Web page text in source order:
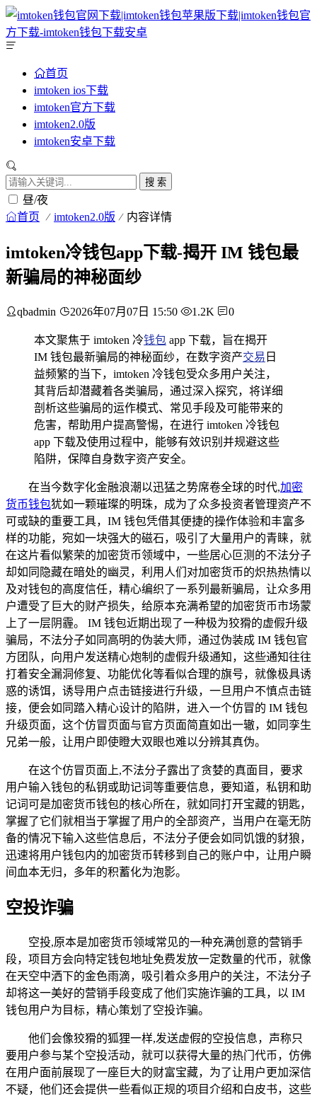
首页
imtoken ios下载
imtoken官方下载
imtoken2.0版
imtoken安卓下载
搜 索
昼/夜
首页 imtoken2.0版 内容详情
imtoken冷钱包app下载-揭开 IM 钱包最
新骗局的神秘面纱
qbadmin 2026年07月07日 15:50 1.2K 0
本文聚焦于 imtoken 冷钱包 app 下载，旨在揭开
IM 钱包最新骗局的神秘面纱，在数字资产交易 日
益频繁的当下，imtoken 冷钱包受众多用户关注，
其背后却潜藏着各类骗局，通过深入探究，将详细
剖析这些骗局的运作模式、常见手段及可能带来的
危害，帮助用户提高警惕，在进行 imtoken 冷钱包
app 下载及使用过程中，能够有效识别并规避这些
陷阱，保障自身数字资产安全。
在当今数字化金融浪潮以迅猛之势席卷全球的时代,加密
货币钱包犹如一颗璀璨的明珠，成为了众多投资者管理资产不
可或缺的重要工具，IM 钱包凭借其便捷的操作体验和丰富多
样的功能，宛如一块强大的磁石，吸引了大量用户的青睐，就
在这片看似繁荣的加密货币领域中，一些居心叵测的不法分子
却如同隐藏在暗处的幽灵，利用人们对加密货币的炽热热情以
及对钱包的高度信任，精心编织了一系列最新骗局，让众多用
户遭受了巨大的财产损失，给原本充满希望的加密货币市场蒙
上了一层阴霾。 IM 钱包近期出现了一种极为狡猾的虚假升级
骗局，不法分子如同高明的伪装大师，通过伪装成 IM 钱包官
方团队，向用户发送精心炮制的虚假升级通知，这些通知往往
打着安全漏洞修复、功能优化等看似合理的旗号，就像极具诱
惑的诱饵，诱导用户点击链接进行升级，一旦用户不慎点击链
接，便会如同踏入精心设计的陷阱，进入一个仿冒的 IM 钱包
升级页面，这个仿冒页面与官方页面简直如出一辙，如同孪生
兄弟一般，让用户即使瞪大双眼也难以分辨其真伪。
在这个仿冒页面上,不法分子露出了贪婪的真面目，要求
用户输入钱包的私钥或助记词等重要信息，要知道，私钥和助
记词可是加密货币钱包的核心所在，就如同打开宝藏的钥匙，
掌握了它们就相当于掌握了用户的全部资产，当用户在毫无防
备的情况下输入这些信息后，不法分子便会如同饥饿的豺狼，
迅速将用户钱包内的加密货币转移到自己的账户中，让用户瞬
间血本无归，多年的积蓄化为泡影。
空投诈骗
空投,原本是加密货币领域常见的一种充满创意的营销手
段，项目方会向特定钱包地址免费发放一定数量的代币，就像
在天空中洒下的金色雨滴，吸引着众多用户的关注，不法分子
却将这一美好的营销手段变成了他们实施诈骗的工具，以 IM
钱包用户为目标，精心策划了空投诈骗。
他们会像狡猾的狐狸一样,发送虚假的空投信息，声称只
要用户参与某个空投活动，就可以获得大量的热门代币，仿佛
在用户面前展现了一座巨大的财富宝藏，为了让用户更加深信
不疑，他们还会提供一些看似正规的项目介绍和白皮书，这些